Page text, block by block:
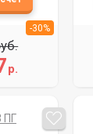
р.
-30%
ПГ